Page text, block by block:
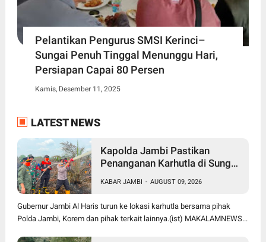
Pelantikan Pengurus SMSI Kerinci–
Sungai Penuh Tinggal Menunggu Hari,
Persiapan Capai 80 Persen
Kamis, Desember 11, 2025
LATEST NEWS
Kapolda Jambi Pastikan
Penanganan Karhutla di Sungai
TNI-Polri dan BPBD Diperkuat
KABAR JAMBI - AUGUST 09, 2026
Gubernur Jambi Al Haris turun ke lokasi karhutla bersama pihak
Polda Jambi, Korem dan pihak terkait lainnya.(ist) MAKALAMNEWS...